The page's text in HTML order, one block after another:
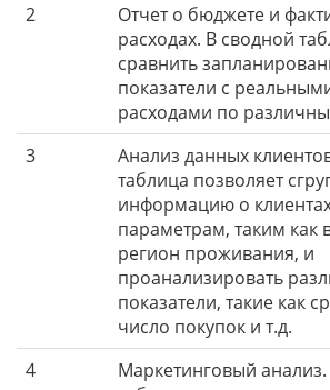
2
Отчет о бюджете и
расходах. В сводной
сравнить
показатели с
расходами по
3
Анализ данных
таблица позволяет
информацию о
параметрам, таким как
регион проживания, и
проанализировать
показатели, такие как
число покупок и т.д.
4
Маркетинговый